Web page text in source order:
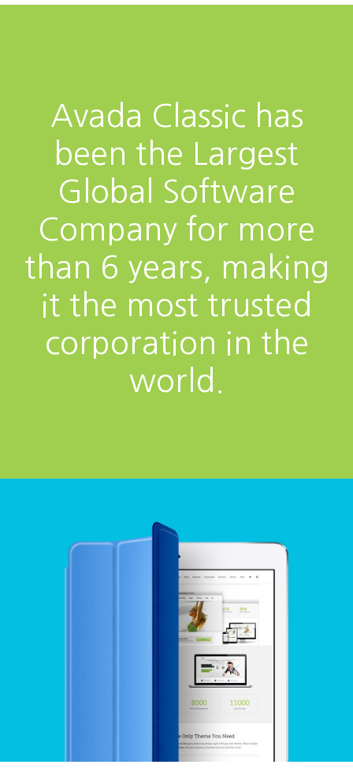
Avada Classic has
been the Largest
Global Software
Company for more
than 6 years, making
it the most trusted
corporation in the
world.